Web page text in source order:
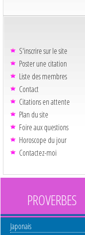
S'inscrire sur le site
Poster une citation
Liste des membres
Contact
Citations en attente
Plan du site
Foire aux questions
Horoscope du jour
Contactez-moi
PROVERBES
Japonais